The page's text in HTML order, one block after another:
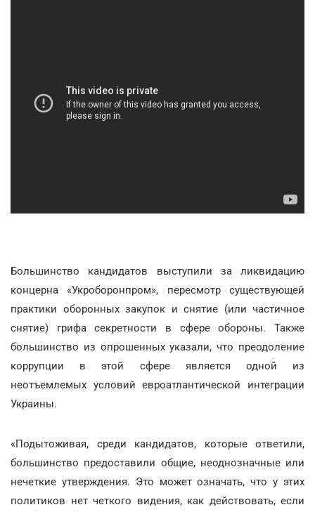
Большинство кандидатов выступили за ликвидацию
концерна «Укроборонпром», пересмотр существующей
практики оборонных закупок и снятие (или частичное
снятие) грифа секретности в сфере обороны. Также
большинство из опрошенных указали, что преодоление
коррупции в этой сфере является одной из
неотъемлемых условий евроатлантической интеграции
Украины.
«Подытоживая, среди кандидатов, которые ответили,
большинство предоставили общие, неоднозначные или
нечеткие утверждения. Это может означать, что у этих
политиков нет четкого видения, как действовать, если